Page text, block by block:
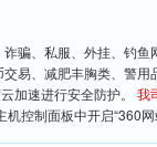
骗、私服、外挂、钓
易、减肥丰胸类、警
加速进行安全防护。 我
控制面板中开启“360